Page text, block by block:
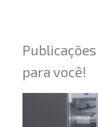
para você!